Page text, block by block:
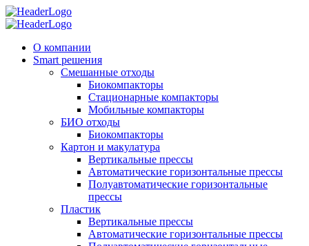
О компании
Smart решения
Смешанные отходы
Биокомпакторы
Стационарные компакторы
Мобильные компакторы
БИО отходы
Биокомпакторы
Картон и макулатура
Вертикальные прессы
Автоматические горизонтальные прессы
Полуавтоматические горизонтальные
прессы
Пластик
Вертикальные прессы
Автоматические горизонтальные прессы